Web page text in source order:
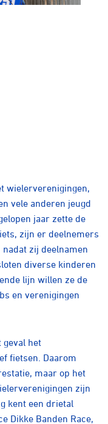
wielerverenigingen,
vele anderen jeugd
jaar zette de
zijn er deelnemers
zij deelnamen
diverse kinderen
lijn willen ze de
en verenigingen
geval het
fietsen. Daarom
maar op het
zijn
kent een drietal
Dikke Banden Race,